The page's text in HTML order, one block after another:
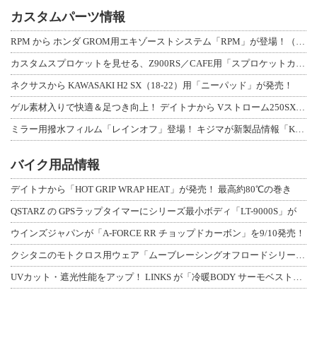
カスタムパーツ情報
ネクサスから KAWASAKI H2 SX（18-22）用「ニーパッド」が発売！
バイク用品情報
デイトナから「HOT GRIP WRAP HEAT」が発売！ 最高約80℃の巻き
QSTARZ の GPSラップタイマーにシリーズ最小ボディ「LT-9000S」が
ウインズジャパンが「A-FORCE RR チョップドカーボン」を9/10発売！